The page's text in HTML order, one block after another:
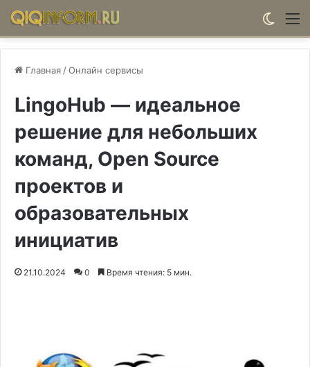
Главная /Онлайн сервисы
LingoHub — идеальное
решение для небольших
команд, Open Source
проектов и
образовательных
инициатив
21.10.2024 0 Время чтения: 5 мин.